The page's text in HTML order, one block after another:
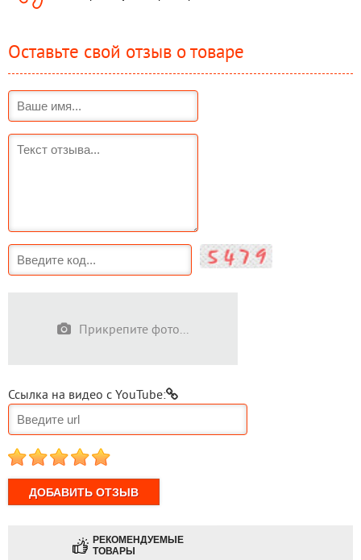
Оставьте свой отзыв о товаре
Прикрепите фото...
Ссылка на видео с YouTube:
1 2 3 4 5
РЕКОМЕНДУЕМЫЕ
ТОВАРЫ